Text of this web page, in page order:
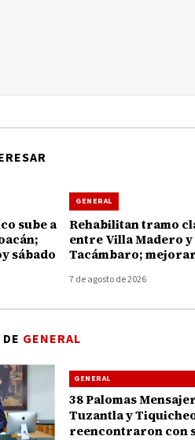
sube a
sábado
GENERAL
Rehabilitan tramo
entre Villa Madero y
Tacámbaro;
Caliente
7 de agosto de 2026
GENERAL
GENERAL
38 Palomas
Tuzantla y
reencontraron con